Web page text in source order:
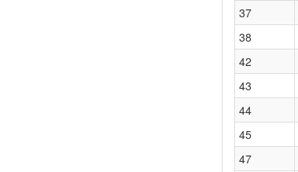
37
38
42
43
44
45
47